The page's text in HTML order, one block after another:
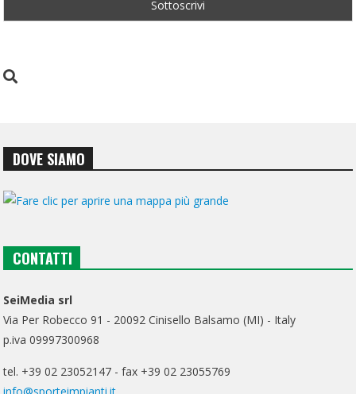
DOVE SIAMO
CONTATTI
SeiMedia srl
Via Per Robecco 91 - 20092 Cinisello Balsamo (MI) - Italy
p.iva 09997300968
tel. +39 02 23052147 - fax +39 02 23055769